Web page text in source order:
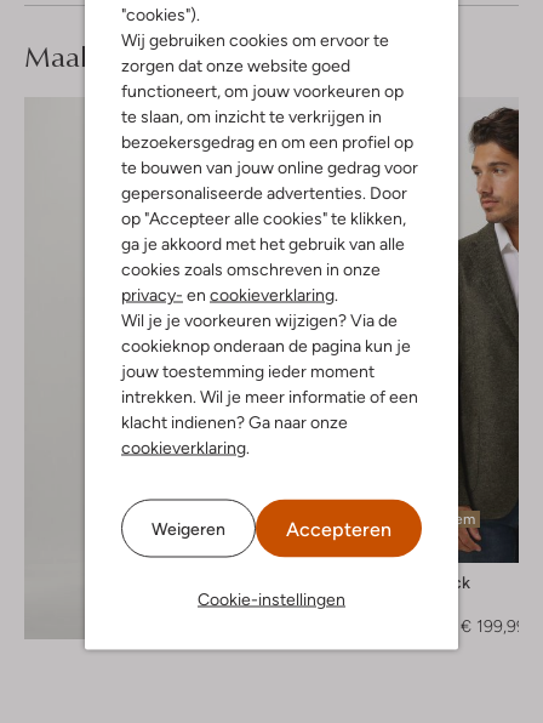
"cookies").
Wij gebruiken cookies om ervoor te
zorgen dat onze website goed
functioneert, om jouw voorkeuren op
te slaan, om inzicht te verkrijgen in
bezoekersgedrag en om een profiel op
te bouwen van jouw online gedrag voor
gepersonaliseerde advertenties. Door
op "Accepteer alle cookies" te klikken,
ga je akkoord met het gebruik van alle
cookies zoals omschreven in onze
privacy- en cookieverklaring.
Wil je je voorkeuren wijzigen? Via de
cookieknop onderaan de pagina kun je
jouw toestemming ieder moment
intrekken. Wil je meer informatie of een
klacht indienen? Ga naar onze
cookieverklaring.
Weigeren Accepteren
Cookie-instellingen
Maak jelook compleet
Ontdek de look
Laatste item
-50%
Boss Black
€ 199,99